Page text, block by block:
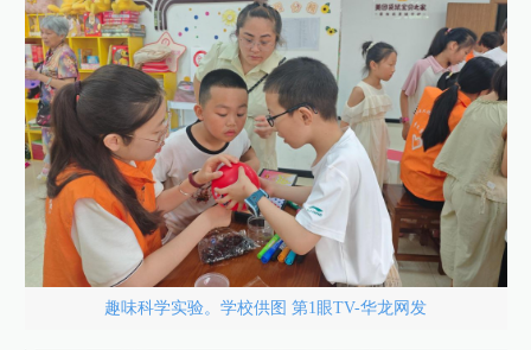
趣味科学实验。学校供图 第1眼TV-华龙网发